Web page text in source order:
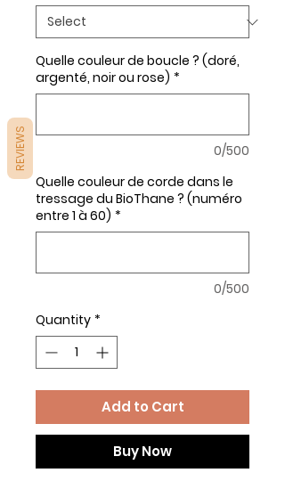
Quelle couleur de boucle ? (doré,
argenté, noir ou rose) *
0/500
Quelle couleur de corde dans le
tressage du BioThane ? (numéro
entre 1 à 60) *
0/500
Quantity *
Add to Cart
Buy Now
REVIEWS